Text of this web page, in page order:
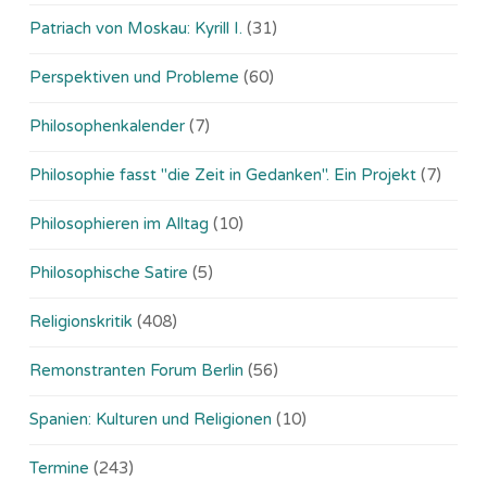
Patriach von Moskau: Kyrill I. (31)
Perspektiven und Probleme (60)
Philosophenkalender (7)
Philosophie fasst "die Zeit in Gedanken". Ein Projekt (7)
Philosophieren im Alltag (10)
Philosophische Satire (5)
Religionskritik (408)
Remonstranten Forum Berlin (56)
Spanien: Kulturen und Religionen (10)
Termine (243)